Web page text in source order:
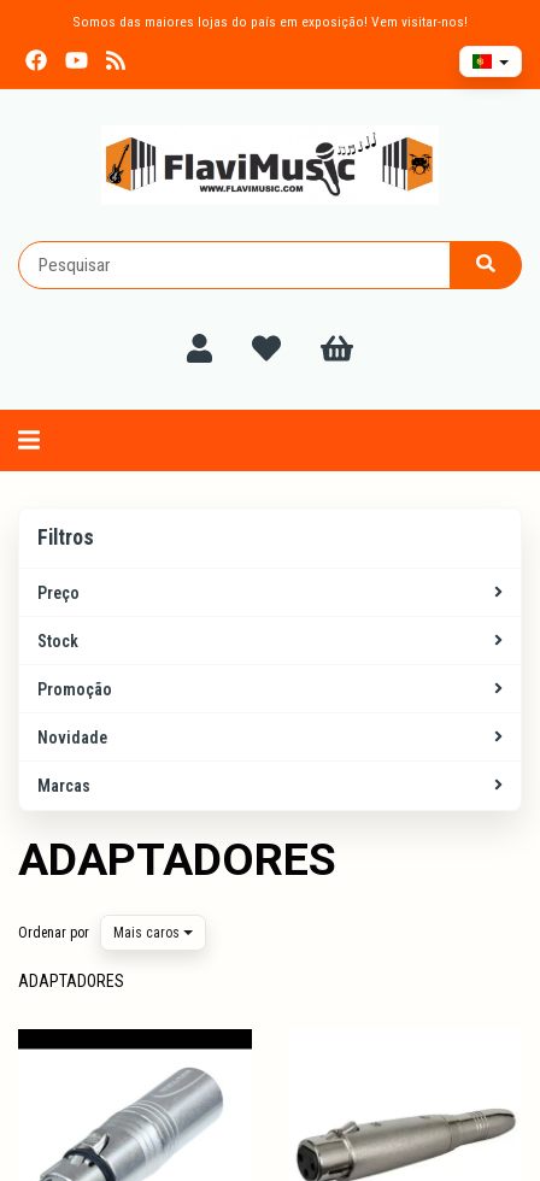
Somos das maiores lojas do país em exposição! Vem visitar-nos!
Alternar
Filtros
Preço
Stock
Promoção
Novidade
Marcas
ADAPTADORES
Ordenar por Mais caros
ADAPTADORES